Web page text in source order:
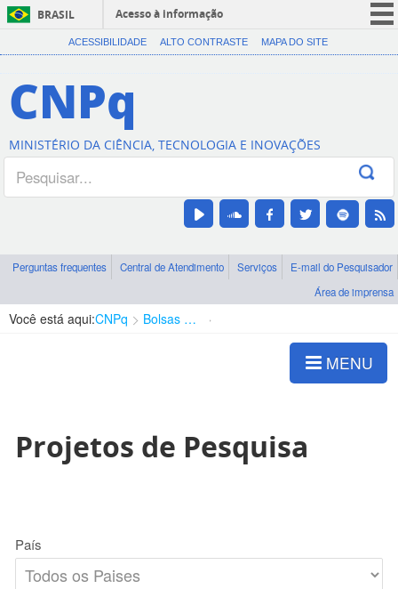
BRASIL
Acesso à informação
CORONAVÍRUS (COVID-19)
Canais
ACESSIBILIDADE ALTO CONTRASTE MAPA DO SITE
CNPq
MINISTÉRIO DA CIÊNCIA, TECNOLOGIA E INOVAÇÕES
Perguntas frequentes Central de Atendimento Serviços
E-mail do Pesquisador
Área de imprensa
Você está aqui:CNPq Bolsas e Auxílios Vigentes
MENU
Projetos de Pesquisa
País